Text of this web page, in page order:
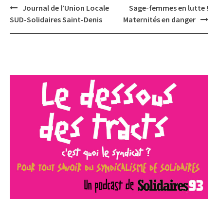
Post
navigation
Journal de l’Union Locale
SUD-Solidaires Saint-Denis
Sage-femmes en lutte !
Maternités en danger